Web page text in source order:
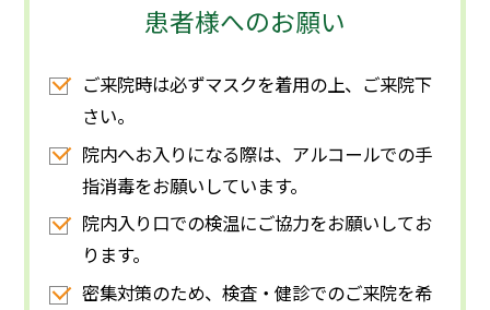
患者様へのお願い
ご来院時は必ずマスクを着用の上、ご来院下
さい。
院内へお入りになる際は、アルコールでの手
指消毒をお願いしています。
院内入り口での検温にご協力をお願いしてお
ります。
密集対策のため、検査・健診でのご来院を希